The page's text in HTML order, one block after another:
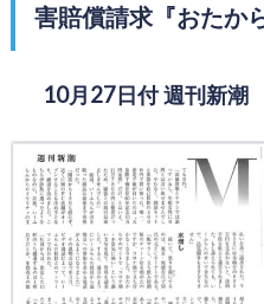
害賠償請求『おたか
10月27日付 週刊新潮